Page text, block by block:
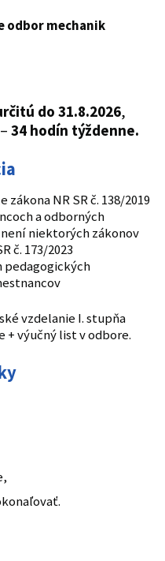
odbor mechanik
do 31.8.2026,
34 hodín týždenne.
NR SR č. 138/2019
a odborných
niektorých zákonov
č. 173/2023
vzdelanie I. stupňa
+ výučný list v odbore.